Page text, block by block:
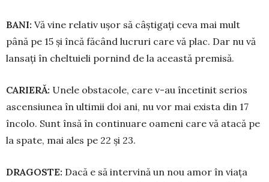
BANI: Vă vine relativ ușor să câștigați ceva mai mult
până pe 15 și încă făcând lu­cruri care vă plac. Dar nu vă
lansați în cheltuieli por­nind de la această premisă.
CARIERĂ: Unele obstacole, care v-au încetinit serios
ascensiunea în ultimii doi ani, nu vor mai exista din 17
încolo. Sunt însă în continuare oameni care vă atacă pe
la spate, mai ales pe 22 și 23.
DRAGOSTE: Dacă e să intervină un nou amor în viața